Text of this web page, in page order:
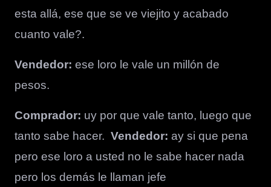
esta allá, ese que se ve viejito y acabado
cuanto vale?.
Vendedor: ese loro le vale un millón de
pesos.
Comprador: uy por que vale tanto, luego que
tanto sabe hacer. Vendedor: ay si que pena
pero ese loro a usted no le sabe hacer nada
pero los demás le llaman jefe